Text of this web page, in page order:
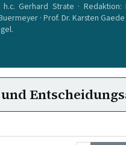
Gerhard Strate · Redaktion:
· Prof. Dr. Karsten Gaede